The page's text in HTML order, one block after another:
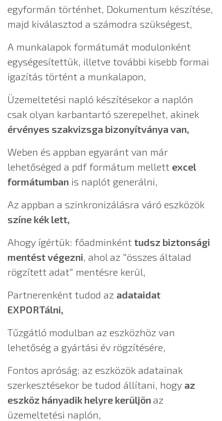
egyformán történhet, Dokumentum készítése,
majd kiválasztod a számodra szükségest,
A munkalapok formátumát modulonként
egységesítettük, illetve további kisebb formai
igazítás történt a munkalapon,
Üzemeltetési napló készítésekor a naplón
csak olyan karbantartó szerepelhet, akinek
érvényes szakvizsga bizonyítványa van,
Weben és appban egyaránt van már
lehetőséged a pdf formátum mellett excel
formátumban is naplót generálni,
Az appban a szinkronizálásra váró eszközök
színe kék lett,
Ahogy ígértük: főadminként tudsz biztonsági
mentést végezni , ahol az "összes általad
rögzített adat" mentésre kerül,
Partnerenként tudod az adataidat
EXPORTálni,
Tűzgátló modulban az eszközhöz van
lehetőség a gyártási év rögzítésére,
Fontos apróság: az eszközök adatainak
szerkesztésekor be tudod állítani, hogy az
eszköz hányadik helyre kerüljön az
üzemeltetési naplón,